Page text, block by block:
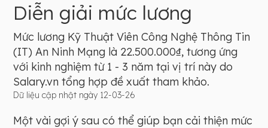
Diễn giải mức lương
Mức lương Kỹ Thuật Viên Công Nghệ Thông Tin
(IT) An Ninh Mạng là 22.500.000₫, tương ứng
với kinh nghiệm từ 1 - 3 năm tại vị trí này do
Salary.vn tổng hợp đề xuất tham khảo.
Dữ liệu cập nhật ngày 12-03-26
Một vài gợi ý sau có thể giúp bạn cải thiện mức